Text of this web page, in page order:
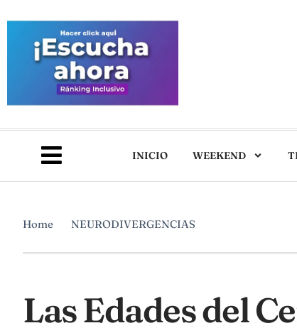
INICIO WEEKEND
Home NEURODIVERGENCIAS
Las Edades del